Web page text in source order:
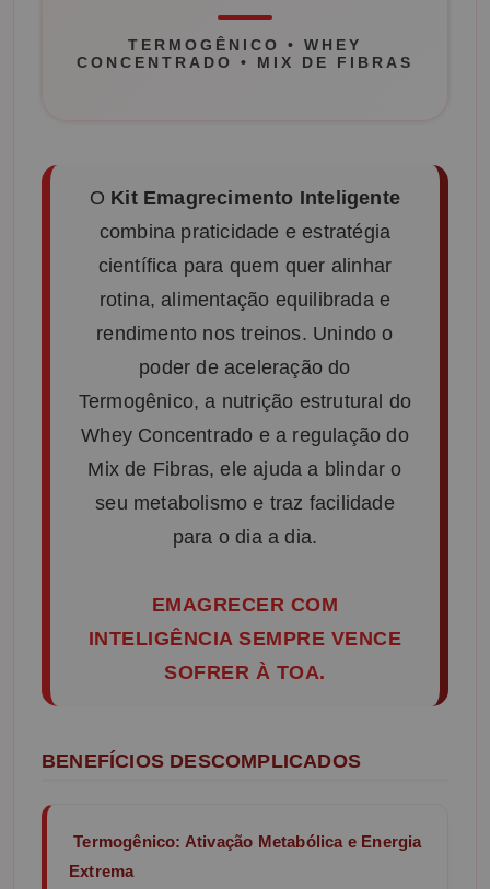
TERMOGÊNICO • WHEY
CONCENTRADO • MIX DE FIBRAS
O Kit Emagrecimento Inteligente
combina praticidade e estratégia
científica para quem quer alinhar
rotina, alimentação equilibrada e
rendimento nos treinos. Unindo o
poder de aceleração do
Termogênico, a nutrição estrutural do
Whey Concentrado e a regulação do
Mix de Fibras, ele ajuda a blindar o
seu metabolismo e traz facilidade
para o dia a dia.
EMAGRECER COM
INTELIGÊNCIA SEMPRE VENCE
SOFRER À TOA.
BENEFÍCIOS DESCOMPLICADOS
Termogênico: Ativação Metabólica e Energia
Extrema